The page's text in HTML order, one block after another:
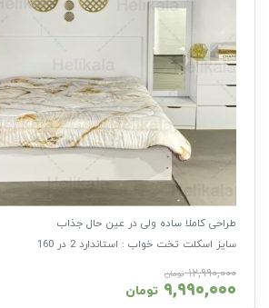
طراحی کاملا ساده ولی در عین حال جذاب
سایز اسکلت تخت خواب : استاندارد 2 در 160
تشک : به صورت جدا باید خریداری شود
۱۲,۹۹۰,۰۰۰ تومان
۹,۹۹۰,۰۰۰ تومان